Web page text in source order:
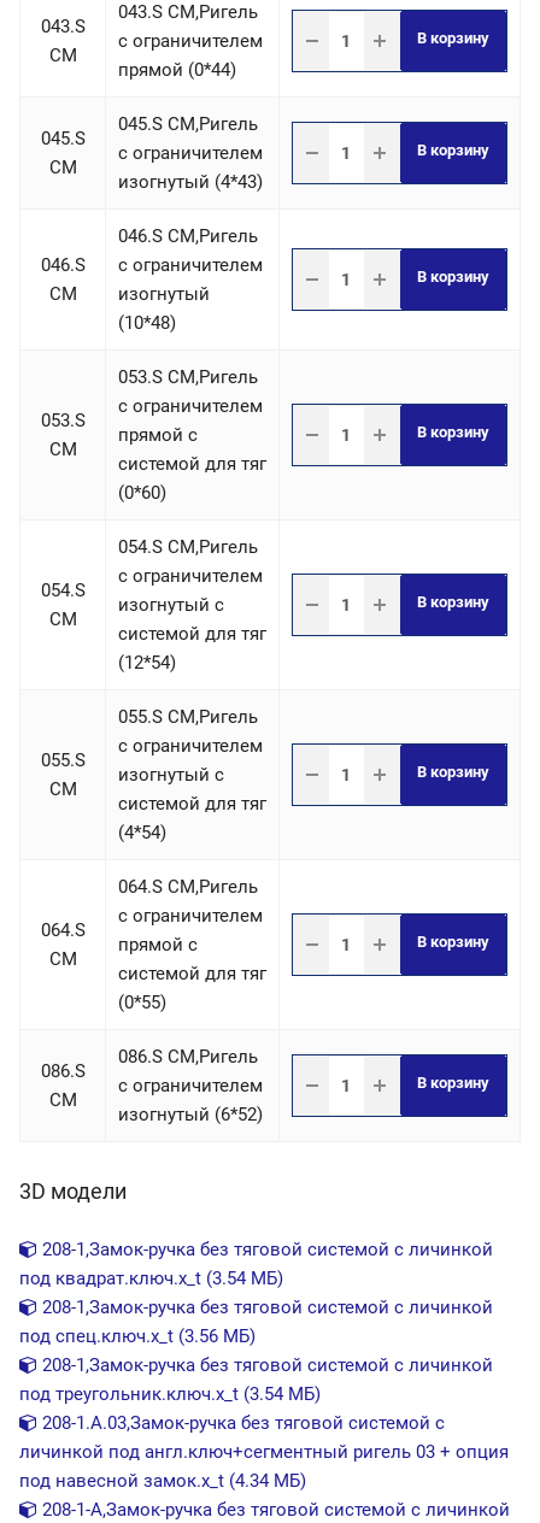
043.S
СM
043.S СM,Ригель
c ограничителем
прямой (0*44)
В корзину
045.S
СM
045.S СM,Ригель
c ограничителем
изогнутый (4*43)
В корзину
046.S
СM
046.S СM,Ригель
c ограничителем
изогнутый
(10*48)
В корзину
053.S
СM
053.S СM,Ригель
c ограничителем
прямой с
системой для тяг
(0*60)
В корзину
054.S
СM
054.S СM,Ригель
c ограничителем
изогнутый с
системой для тяг
(12*54)
В корзину
055.S
СM
055.S СM,Ригель
c ограничителем
изогнутый с
системой для тяг
(4*54)
В корзину
064.S
СM
064.S СM,Ригель
c ограничителем
прямой с
системой для тяг
(0*55)
В корзину
086.S
СM
086.S СM,Ригель
c ограничителем
изогнутый (6*52)
В корзину
3D модели
208-1,Замок-ручка без тяговой системой с личинкой
под квадрат.ключ.x_t (3.54 МБ)
208-1,Замок-ручка без тяговой системой с личинкой
под спец.ключ.x_t (3.56 МБ)
208-1,Замок-ручка без тяговой системой с личинкой
под треугольник.ключ.x_t (3.54 МБ)
208-1.А.03,Замок-ручка без тяговой системой с
личинкой под англ.ключ+сегментный ригель 03 + опция
под навесной замок.x_t (4.34 МБ)
208-1-A,Замок-ручка без тяговой системой с личинкой